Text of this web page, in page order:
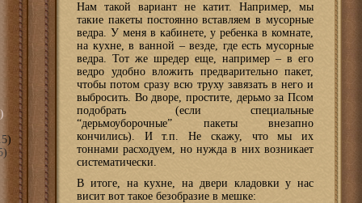
Нам такой вариант не катит. Например, мы
такие пакеты постоянно вставляем в мусорные
ведра. У меня в кабинете, у ребенка в комнате,
на кухне, в ванной – везде, где есть мусорные
ведра. Тот же шредер еще, например – в его
ведро удобно вложить предварительно пакет,
чтобы потом сразу всю труху завязать в него и
выбросить. Во дворе, простите, дерьмо за Псом
подобрать (если специальные
“дерьмоуборочные” пакеты внезапно
кончились). И т.п. Не скажу, что мы их
тоннами расходуем, но нужда в них возникает
систематически.
В итоге, на кухне, на двери кладовки у нас
висит вот такое безобразие в мешке: